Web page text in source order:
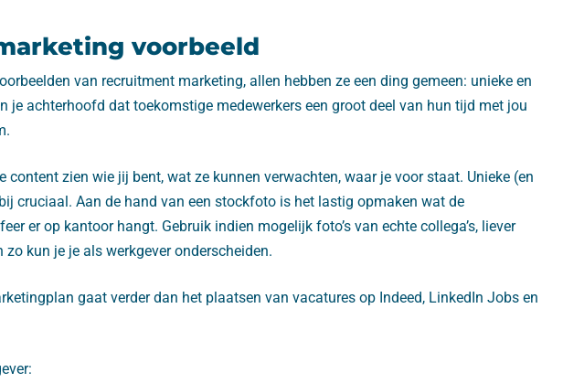
voorbeeld
van recruitment marketing, allen hebben ze een ding gemeen: unieke en
je achterhoofd dat toekomstige medewerkers een groot deel van hun tijd met jou
content zien wie jij bent, wat ze kunnen verwachten, waar je voor staat. Unieke (en
cruciaal. Aan de hand van een stockfoto is het lastig opmaken wat de
er op kantoor hangt. Gebruik indien mogelijk foto’s van echte collega’s, liever
zo kun je je als werkgever onderscheiden.
gaat verder dan het plaatsen van vacatures op Indeed, LinkedIn Jobs en